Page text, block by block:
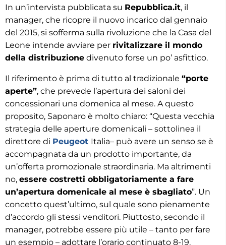
In un’intervista pubblicata su Repubblica.it, il
manager, che ricopre il nuovo incarico dal gennaio
del 2015, si sofferma sulla rivoluzione che la Casa del
Leone intende avviare per rivitalizzare il mondo
della distribuzione divenuto forse un po’ asfittico.
Il riferimento è prima di tutto al tradizionale “porte
aperte”, che prevede l’apertura dei saloni dei
concessionari una domenica al mese. A questo
proposito, Saponaro è molto chiaro: “Questa vecchia
strategia delle aperture domenicali – sottolinea il
direttore di Peugeot Italia– può avere un senso se è
accompagnata da un prodotto importante, da
un’offerta promozionale straordinaria. Ma altrimenti
no, essere costretti obbligatoriamente a fare
un’apertura domenicale al mese è sbagliato”. Un
concetto quest’ultimo, sul quale sono pienamente
d’accordo gli stessi venditori. Piuttosto, secondo il
manager, potrebbe essere più utile – tanto per fare
un esempio – adottare l’orario continuato 8-19.